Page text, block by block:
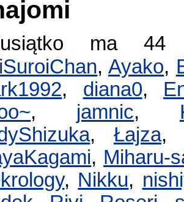
ma 44
,Ayako,
, diana0,
, jamnic,
, Łajza
, Miharu-
, Nikku,